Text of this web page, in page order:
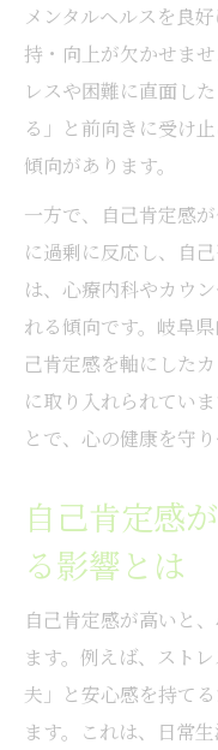
ストレスに
相談窓口選びで
自己肯定感
ト
方
心療内科と
よう
自己肯定感
無料カウン
方法
岐阜の無料
は
心の負担を
自己肯定感
メンタルヘルスを良
持・向上が欠かせま
レスや困難に直面し
る」と前向きに受け
傾向があります。
一方で、自己肯定感
に過剰に反応し、自
は、心療内科やカウ
れる傾向です。岐阜
己肯定感を軸にした
に取り入れられてい
とで、心の健康を守り
自己肯定感
る影響とは
自己肯定感が高いと
ます。例えば、スト
夫」と安心感を持て
ます。これは、日常